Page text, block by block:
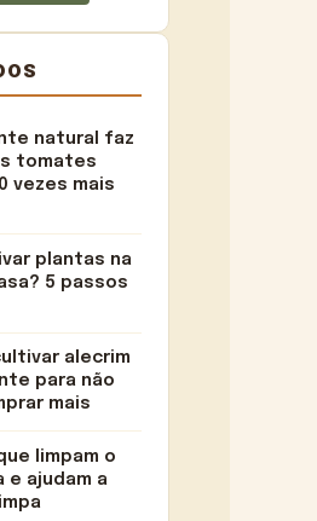
natural faz
tomates
vezes mais
plantas na
5 passos
alecrim
para não
mais
limpam o
e ajudam a